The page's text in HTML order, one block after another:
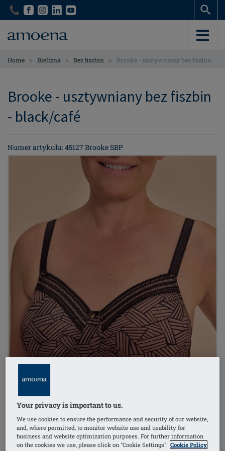
Skip
content
Skip
content
Home > Bielizna > Bez fiszbin > Brooke - usztywniany bez fiszbin
Brooke - usztywniany bez fiszbin
- black/café
Numer artykułu: 45127 Brooke SBP
Your privacy is important to us.
We use cookies to ensure the performance and security of our website,
and, where permitted, to monitor website use and usability for
business and website optimization purposes. For further information
on the cookies we use, please click on "Cookie Settings". Cookie Policy